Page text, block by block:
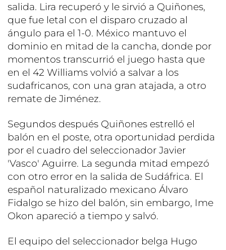
salida. Lira recuperó y le sirvió a Quiñones,
que fue letal con el disparo cruzado al
ángulo para el 1-0. México mantuvo el
dominio en mitad de la cancha, donde por
momentos transcurrió el juego hasta que
en el 42 Williams volvió a salvar a los
sudafricanos, con una gran atajada, a otro
remate de Jiménez.
Segundos después Quiñones estrelló el
balón en el poste, otra oportunidad perdida
por el cuadro del seleccionador Javier
'Vasco' Aguirre. La segunda mitad empezó
con otro error en la salida de Sudáfrica. El
español naturalizado mexicano Álvaro
Fidalgo se hizo del balón, sin embargo, Ime
Okon apareció a tiempo y salvó.
El equipo del seleccionador belga Hugo